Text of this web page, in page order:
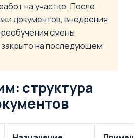
на участке. После
документов, внедрения
смены
на последующем
структура